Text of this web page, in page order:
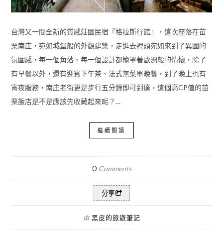
台灣又一間全新的質感莊園民宿『格拉斯行館』，這次座落在苗
栗南庄，宛如城堡般的外觀建築，走進去裡頭宛如來到了異國的
氛圍感，每一個角落、每一個設計都籠罩著歐洲般的情懷，除了
有早餐以外，還有迎賓下午茶、法式無菜單晚餐，到了晚上也有
宵夜服務，南庄老街更是步行五分鐘即可到達，這個高CP值的苗
栗飯店是不是應該先收藏起來呢？…
繼續閱讀
0 Comments
分享
由 黑皮的旅遊筆記